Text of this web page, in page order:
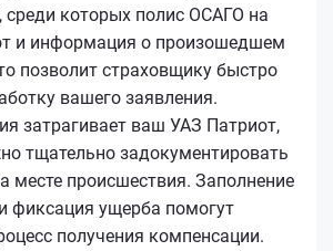
которых полис ОСАГО на
и информация о произошедшем
позволит страховщику быстро
вашего заявления.
затрагивает ваш УАЗ Патриот,
тщательно задокументировать
месте происшествия. Заполнение
фиксация ущерба помогут
получения компенсации.